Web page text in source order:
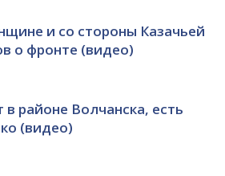
и со стороны Казачьей
о фронте (видео)
районе Волчанска, есть
(видео)